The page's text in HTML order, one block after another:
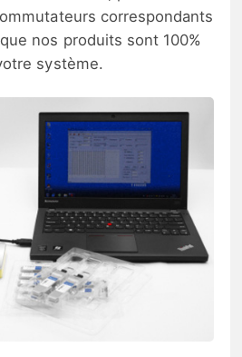
correspondants
nos produits sont 100%
système.